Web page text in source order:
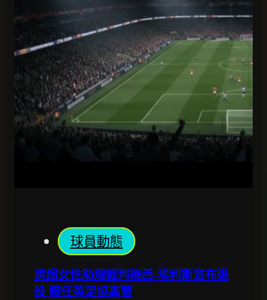
球員動態
英超女性助理裁判梅西-埃利斯宣布退
役 轉任英足協高管